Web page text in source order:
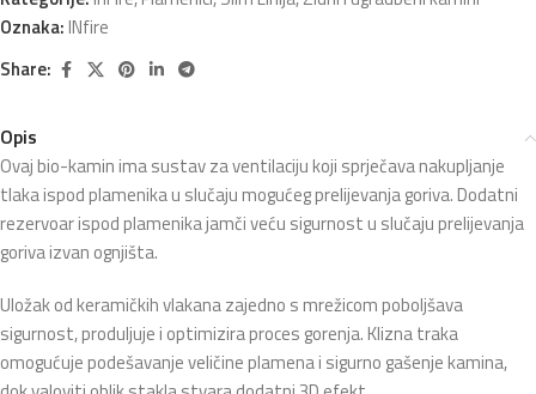
Oznaka:INfire
Share:
Opis
Ovaj bio-kamin ima sustav za ventilaciju koji sprječava nakupljanje
tlaka ispod plamenika u slučaju mogućeg prelijevanja goriva. Dodatni
rezervoar ispod plamenika jamči veću sigurnost u slučaju prelijevanja
goriva izvan ognjišta.
Uložak od keramičkih vlakana zajedno s mrežicom poboljšava
sigurnost, produljuje i optimizira proces gorenja. Klizna traka
omogućuje podešavanje veličine plamena i sigurno gašenje kamina,